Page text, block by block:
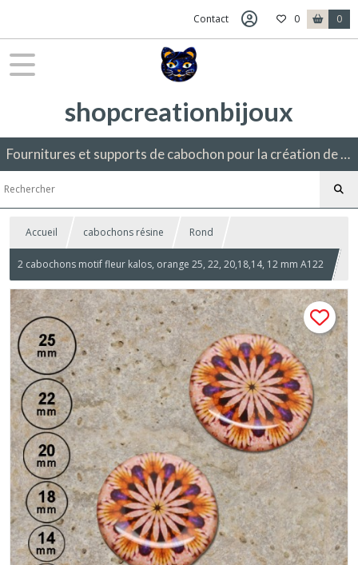
Contact 0 0
shopcreationbijoux
Fournitures et supports de cabochon pour la création de bijoux fantaisie.
Accueil cabochons résine Rond
2 cabochons motif fleur kalos, orange 25, 22, 20,18,14, 12 mm A122